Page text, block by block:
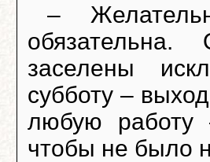
–
заселены
субботу –
любую работу
чтобы не было